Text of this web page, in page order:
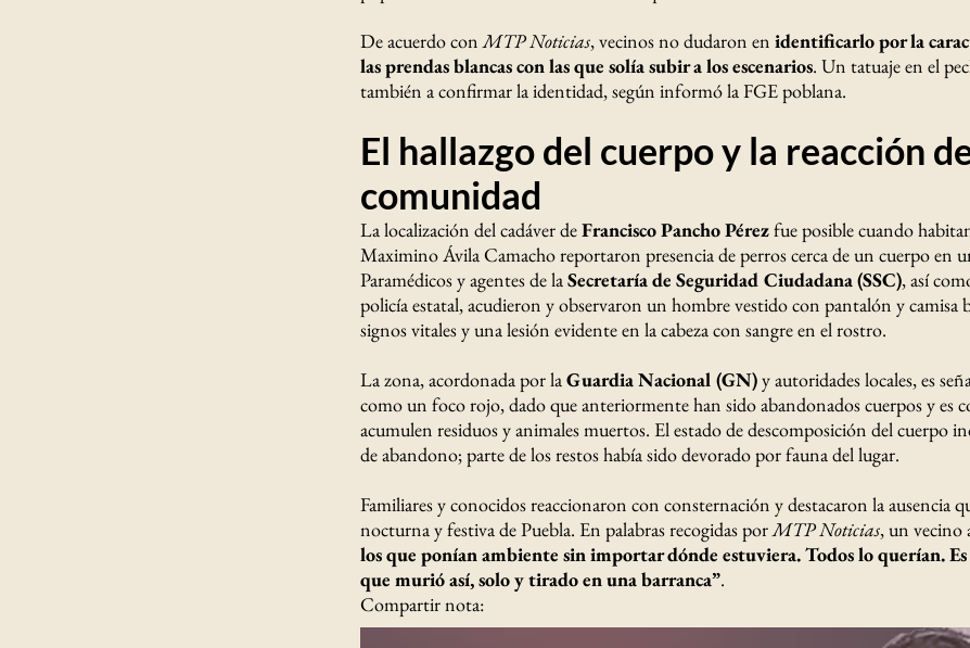
De acuerdo conMTP Noticias, vecinos no dudaron en identificarlo por la
las prendas blancas con las que solía subir a los escenarios. Un tatuaje en el
también a confirmar la identidad, según informó la FGE poblana.
El hallazgo del cuerpo y la reacción
comunidad
La localización del cadáver deFrancisco Pancho Pérezfue posible cuando
Maximino Ávila Camacho reportaron presencia de perros cerca de un cuerpo en
Paramédicos y agentes de laSecretaría de Seguridad Ciudadana (SSC), así
policía estatal, acudieron y observaron un hombre vestido con pantalón y camisa
signos vitales y una lesión evidente en la cabeza con sangre en el rostro.
La zona, acordonada por laGuardia Nacional (GN)y autoridades locales, es
como un foco rojo, dado que anteriormente han sido abandonados cuerpos y es
acumulen residuos y animales muertos. El estado de descomposición del cuerpo
de abandono; parte de los restos había sido devorado por fauna del lugar.
Familiares y conocidos reaccionaron con consternación y destacaron la ausencia
nocturna y festiva de Puebla. En palabras recogidas porMTP Noticias, un vecino
los que ponían ambiente sin importar dónde estuviera. Todos lo querían.
que murió así, solo y tirado en una barranca”.
Compartir nota: